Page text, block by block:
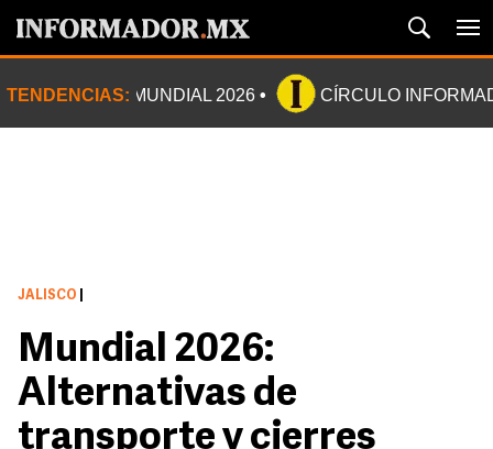
TENDENCIAS: MUNDIAL 2026 CÍRCULO
JALISCO
Mundial 2026:
Alternativas de
transporte y cierres